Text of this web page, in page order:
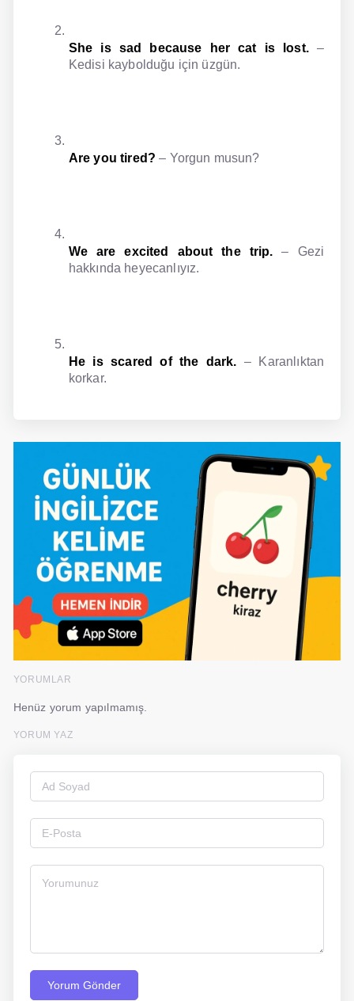
She is sad because her cat is lost.–
Kedisi kaybolduğu için üzgün.
Are you tired? – Yorgun musun?
We are excited about the trip. – Gezi
hakkında heyecanlıyız.
He is scared of the dark. – Karanlıktan
korkar.
YORUMLAR
Henüz yorum yapılmamış.
YORUM YAZ
Yorum Gönder